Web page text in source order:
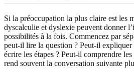
Si la préoccupation la plus claire est les
dyscalculie et dyslexie peuvent donner
possibilités à la fois. Commencez par
peut-il lire la question ? Peut-il expliquer
écrire les étapes ? Peut-il comprendre
rend souvent la conversation suivante